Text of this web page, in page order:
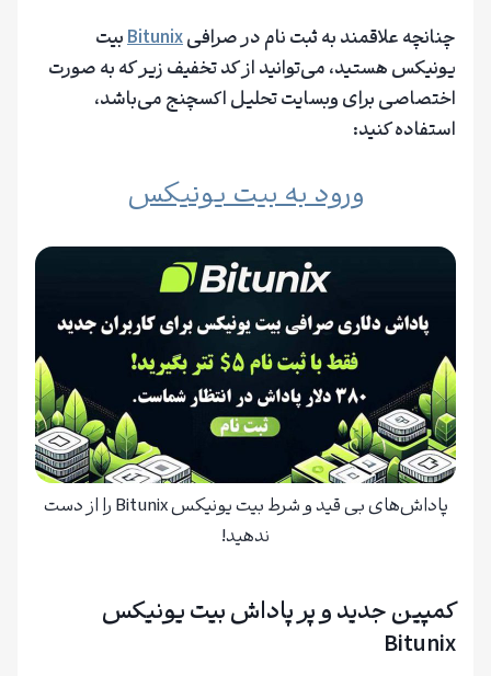
چنانچه علاقمند به ثبت نام درصرافیBitunixبیت‌
یونیکسهستید، می‌توانید از کد تخفیف زیر که به صورت
اختصاصی برای وبسایت تحلیل اکسچنج می‌باشد،
استفاده کنید:
ورود به بیت یونیکس
پاداش‌های بی قید و شرط بیت یونیکس Bitunix را از دست
ندهید!
کمپین جدید و پر پاداش بیت یونیکس
Bitunix